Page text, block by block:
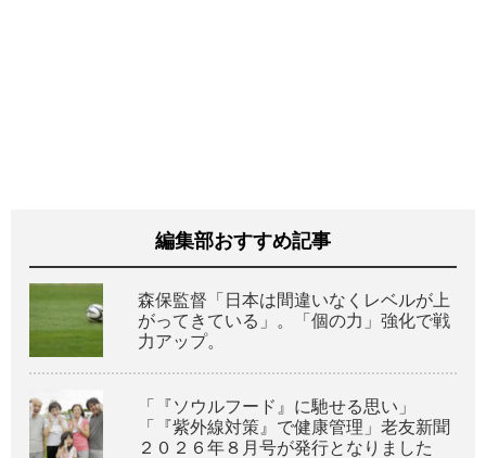
編集部おすすめ記事
森保監督「日本は間違いなくレベルが上
がってきている」。「個の力」強化で戦
力アップ。
「『ソウルフード』に馳せる思い」
「『紫外線対策』で健康管理」老友新聞
２０２６年８月号が発行となりました